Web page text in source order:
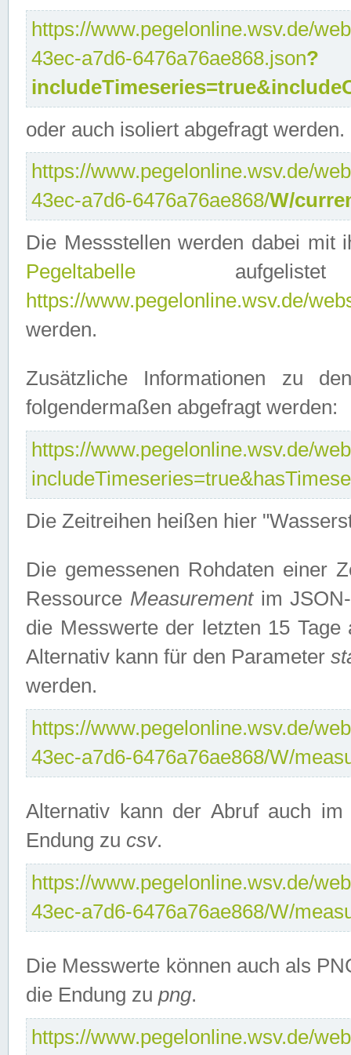
https://www.pegelonline.wsv.de/
43ec-a7d6-6476a76ae868.json?
oder auch isoliert abgefragt werden.
https://www.pegelonline.wsv.de/
43ec-a7d6-6476a76ae868/W/
Die Messstellen werden dabei mit
Pegeltabelle
https://www.pegelonline.wsv.de/
werden.
Zusätzliche Informationen zu
folgendermaßen abgefragt werden:
https://www.pegelonline.wsv.de/
Die Zeitreihen heißen hier
Die gemessenen Rohdaten einer
Ressource Measurementim JSON-
die Messwerte der letzten 15
Alternativ kann für den Parameter
werden.
https://www.pegelonline.wsv.de/
43ec-a7d6-6476a76ae868/W/
Alternativ kann der Abruf auch
Endung zu csv.
https://www.pegelonline.wsv.de/
43ec-a7d6-6476a76ae868/W/
Die Messwerte können auch als
die Endung zu png.
https://www.pegelonline.wsv.de/